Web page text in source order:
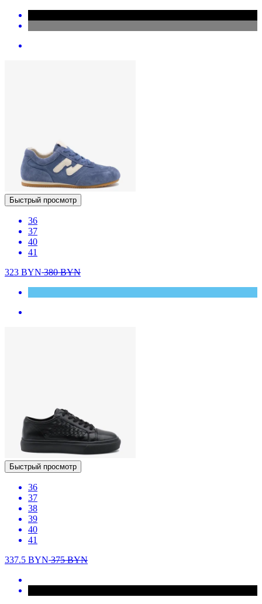
Быстрый просмотр
36
37
40
41
323 BYN380BYN
Быстрый просмотр
36
37
38
39
40
41
337.5 BYN375BYN